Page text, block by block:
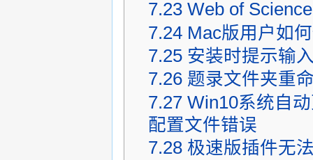
7.23 Web of
7.24 Mac版用户如
7.25 安装时提示输
7.26 题录文件夹重
7.27 Win10系统自
配置文件错误
7.28 极速版插件无